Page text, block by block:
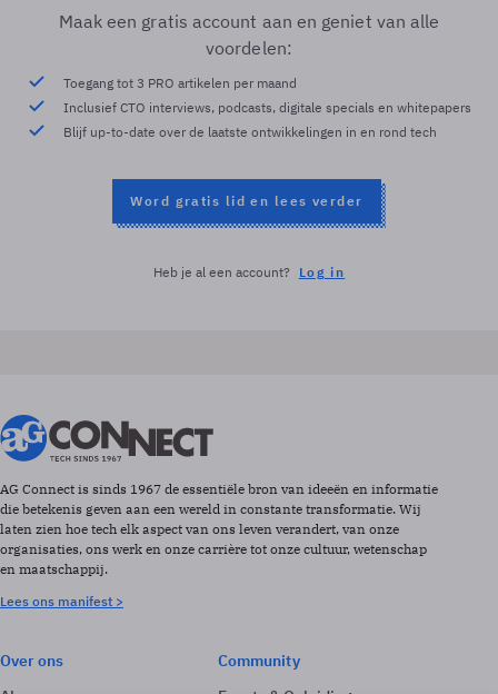
Maak een gratis account aan en geniet van alle
voordelen:
Toegang tot 3 PRO artikelen per maand
Inclusief CTO interviews, podcasts, digitale specials en whitepapers
Blijf up-to-date over de laatste ontwikkelingen in en rond tech
Word gratis lid en lees verder
Heb je al een account? Log in
AG Connect is sinds 1967 de essentiële bron van ideeën en informatie
die betekenis geven aan een wereld in constante transformatie. Wij
laten zien hoe tech elk aspect van ons leven verandert, van onze
organisaties, ons werk en onze carrière tot onze cultuur, wetenschap
en maatschappij.
Lees ons manifest >
Over ons
Community